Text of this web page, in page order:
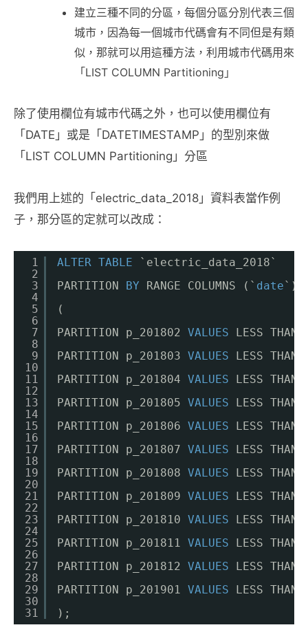
建立三種不同的分區，每個分區分別代表三個
城市，因為每一個城市代碼會有不同但是有類
似，那就可以用這種方法，利用城市代碼用來
「LIST COLUMN Partitioning」
除了使用欄位有城市代碼之外，也可以使用欄位有
「DATE」或是「DATETIMESTAMP」的型別來做
「LIST COLUMN Partitioning」分區
我們用上述的「electric_data_2018」資料表當作例
子，那分區的定就可以改成：
1
2
3
4
5
6
7
8
9
10
11
12
13
14
15
16
17
18
19
20
21
22
23
24
25
26
27
28
29
30
31
ALTER TABLE
`electric_data_2018`
PARTITION BY RANGE COLUMNS (` date`)
(
PARTITION p_201802 VALUES
LESS THAN
PARTITION p_201803 VALUES
LESS THAN
PARTITION p_201804 VALUES
LESS THAN
PARTITION p_201805 VALUES
LESS THAN
PARTITION p_201806 VALUES
LESS THAN
PARTITION p_201807 VALUES
LESS THAN
PARTITION p_201808 VALUES
LESS THAN
PARTITION p_201809 VALUES
LESS THAN
PARTITION p_201810 VALUES
LESS THAN
PARTITION p_201811 VALUES
LESS THAN
PARTITION p_201812 VALUES
LESS THAN
PARTITION p_201901 VALUES
LESS THAN
);